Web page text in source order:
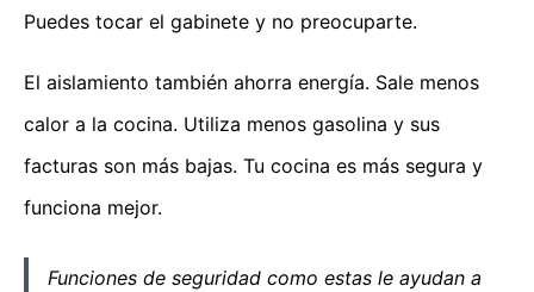
Puedes tocar el gabinete y no preocuparte.
El aislamiento también ahorra energía. Sale menos
calor a la cocina. Utiliza menos gasolina y sus
facturas son más bajas. Tu cocina es más segura y
funciona mejor.
Funciones de seguridad como estas le ayudan a